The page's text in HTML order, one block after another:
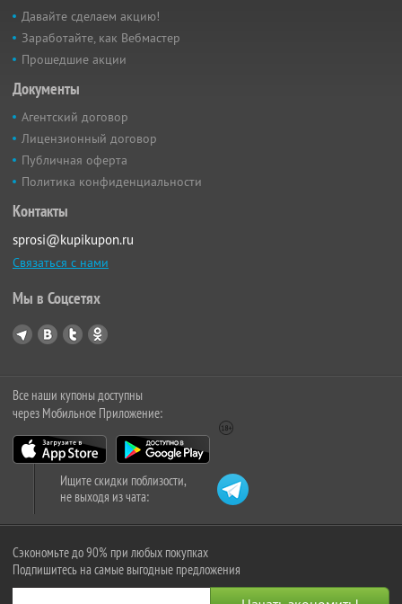
Давайте сделаем акцию!
Заработайте, как Вебмастер
Прошедшие акции
Документы
Агентский договор
Лицензионный договор
Публичная оферта
Политика конфиденциальности
Контакты
sprosi@kupikupon.ru
Связаться с нами
Мы в Соцсетях
Все наши купоны доступны
через Мобильное Приложение:
Ищите скидки поблизости,
не выходя из чата:
Сэкономьте до 90% при любых покупках
Подпишитесь на самые выгодные предложения